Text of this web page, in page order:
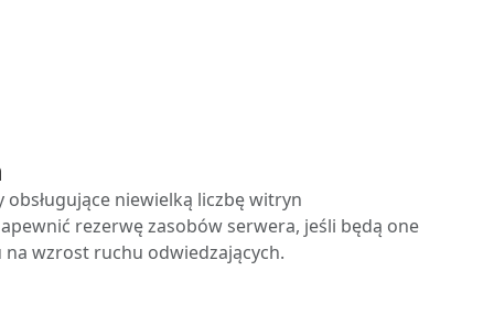
niewielką liczbę witryn
rezerwę zasobów serwera, jeśli będą one
wzrost ruchu odwiedzających.